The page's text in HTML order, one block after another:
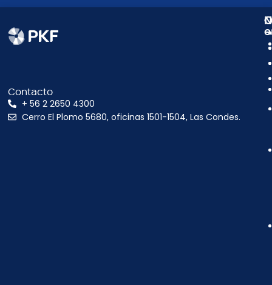
Contacto
+ 56 2 2650 4300
Cerro El Plomo 5680, oficinas 1501-1504, Las Condes.